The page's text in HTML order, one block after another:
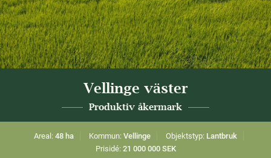
Vellinge väster
Produktiv åkermark
Areal: 48 ha Kommun: Vellinge Objektstyp: Lantbruk
Prisidé: 21 000 000 SEK